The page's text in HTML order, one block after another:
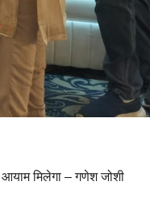
मिलेगा – गणेश जोशी